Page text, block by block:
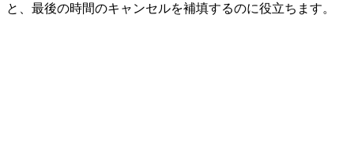
と、最後の時間のキャンセルを補填するのに役立ちます。